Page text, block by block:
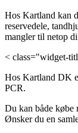
Hos Kartland kan
reservedele,
mangler til netop
< class="widget-
Hos Kartland DK
PCR.
Du kan både købe
Ønsker du en